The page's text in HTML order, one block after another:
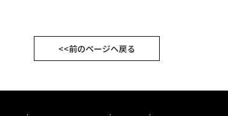
<<前のページへ戻る